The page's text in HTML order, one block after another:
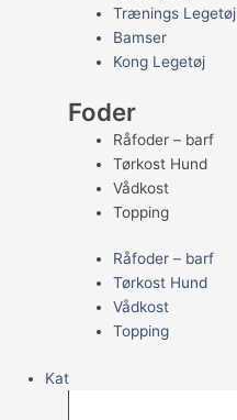
Trænings Legetøj
Bamser
Kong Legetøj
Foder
Råfoder – barf
Tørkost Hund
Vådkost
Topping
Råfoder – barf
Tørkost Hund
Vådkost
Topping
Kat